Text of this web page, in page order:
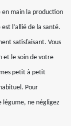
main la production
l’allié de la santé.
satisfaisant. Vous
et le soin de votre
petit à petit
Pour
ne négligez